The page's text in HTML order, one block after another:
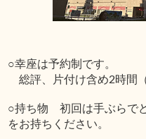
○幸座は予約制です。
総評、片付け含め2時間
○持ち物 初回は手ぶらで
をお持ちください。